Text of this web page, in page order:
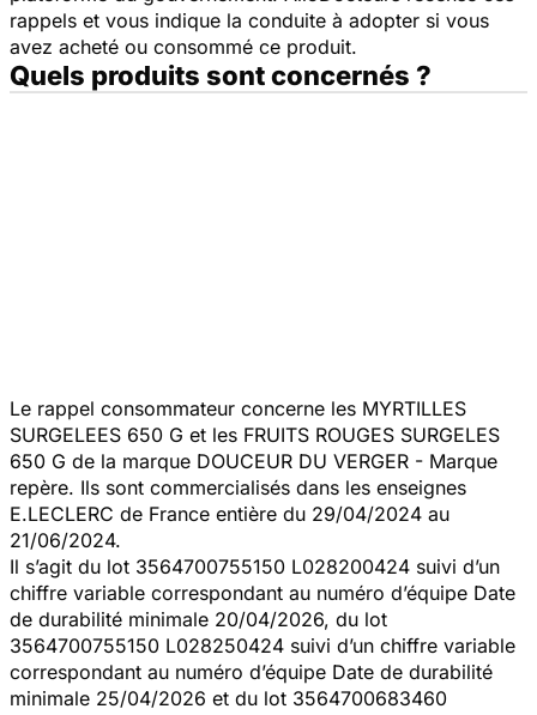
rappels et vous indique la conduite à adopter si vous
avez acheté ou consommé ce produit.
Quels produits sont concernés ?
Le rappel consommateur concerne les MYRTILLES
SURGELEES 650 G et les FRUITS ROUGES SURGELES
650 G de la marque DOUCEUR DU VERGER - Marque
repère. Ils sont commercialisés dans les enseignes
E.LECLERC de France entière du 29/04/2024 au
21/06/2024.
Il s’agit du lot 3564700755150 L028200424 suivi d’un
chiffre variable correspondant au numéro d’équipe Date
de durabilité minimale 20/04/2026, du lot
3564700755150 L028250424 suivi d’un chiffre variable
correspondant au numéro d’équipe Date de durabilité
minimale 25/04/2026 et du lot 3564700683460